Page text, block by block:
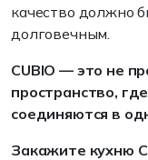
качество должно
долговечным.
CUBIO — это не
пространство,
соединяются в
Закажите кухню